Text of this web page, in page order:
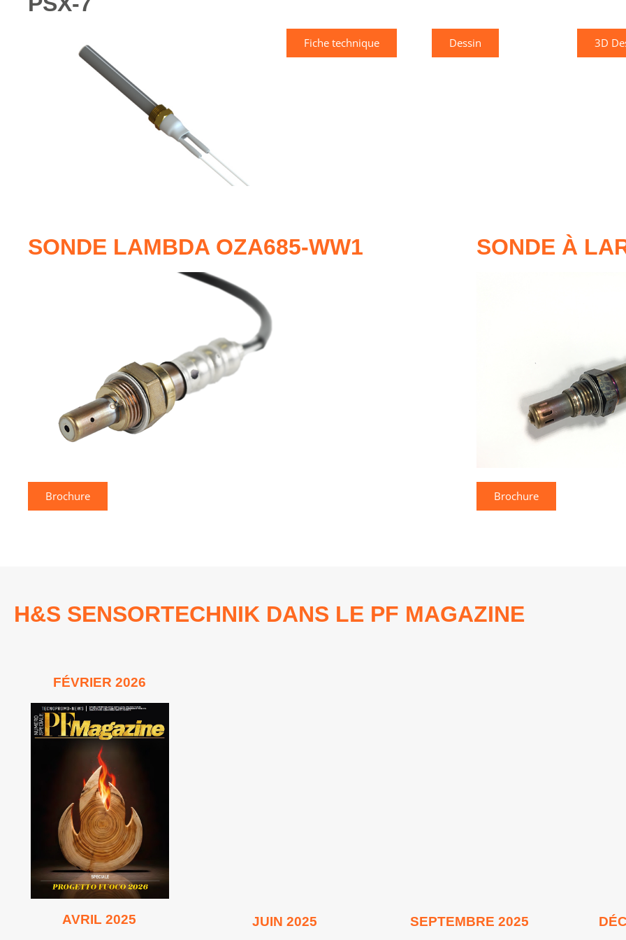
Fiche technique Dessin 3D
SONDE LAMBDA OZA685-WW1 SONDE À
Brochure Brochure
H&S SENSORTECHNIK DANS LE PF MAGAZINE
FÉVRIER 2026
Lire en
ligne
AVRIL 2025 JUIN 2025 SEPTEMBRE 2025